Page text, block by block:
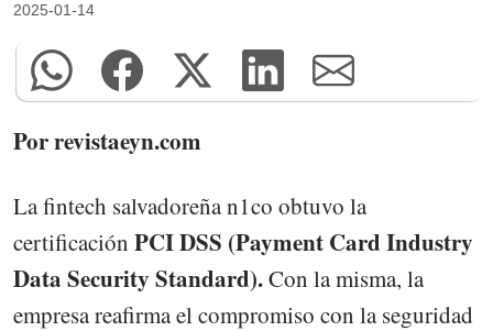
2025-01-14
Por revistaeyn.com
La fintech salvadoreña n1co obtuvo la
certificación PCI DSS (Payment Card Industry
Data Security Standard).Con la misma, la
empresa reafirma el compromiso con la seguridad